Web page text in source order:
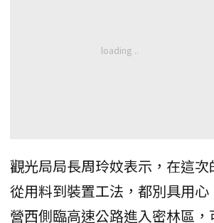
觀光局局長周玲妏表示，在這次
從用料到裝置工法，都別具用
營西側臨高速公路進入密林區